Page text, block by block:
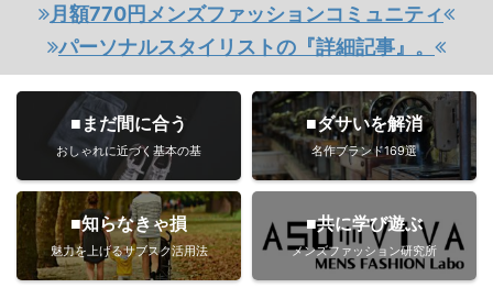
月額770円メンズファッションコミュニティ
パーソナルスタイリストの『詳細記事』。
■まだ間に合う
おしゃれに近づく基本の基
■ダサいを解消
名作ブランド169選
■知らなきゃ損
魅力を上げるサブスク活用法
■共に学び遊ぶ
メンズファッション研究所